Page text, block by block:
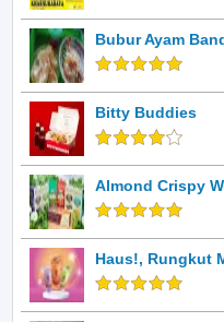
Bubur Ayam
Bitty Buddies
Almond Crispy
Haus!, Rungkut